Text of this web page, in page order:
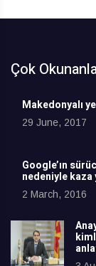
Çok
Makedonyalı
29 June, 2017
Google’ın
nedeniyle kaza
2 March, 2016